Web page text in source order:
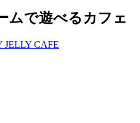
ムで遊べるカフェ